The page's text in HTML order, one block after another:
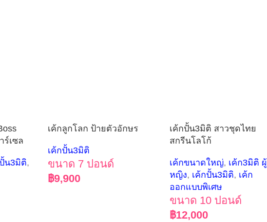
ร์เซล
น3มิติ,
เค้กลูกโลก ป้ายตัวอักษร
เค้กปั้น3มิติ
ขนาด 7 ปอนด์
฿9,900
เค้กปั้น3มิติ สาวชุดไทย
สกรีนโลโก้
เค้กขนาดใหญ่, เค้ก3มิติ ผู้
หญิง, เค้กปั้น3มิติ, เค้ก
ออกแบบพิเศษ
ขนาด 10 ปอนด์
฿12,000